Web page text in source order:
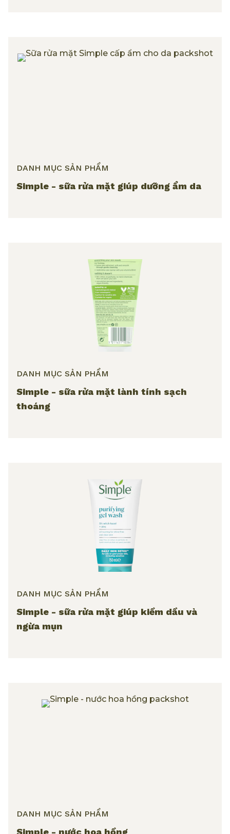
DANH MỤC SẢN PHẨM
Simple - sữa rửa mặt giúp dưỡng ẩm da
DANH MỤC SẢN PHẨM
Simple - sữa rửa mặt lành tính sạch
thoáng
DANH MỤC SẢN PHẨM
Simple - sữa rửa mặt giúp kiềm dầu và
ngừa mụn
DANH MỤC SẢN PHẨM
Simple - nước hoa hồng